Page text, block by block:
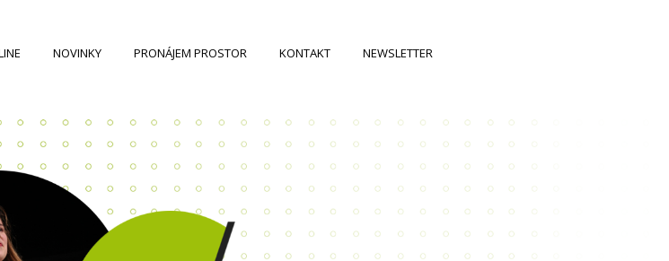
NOVINKY PRONÁJEM PROSTOR KONTAKT NEWSLETTER